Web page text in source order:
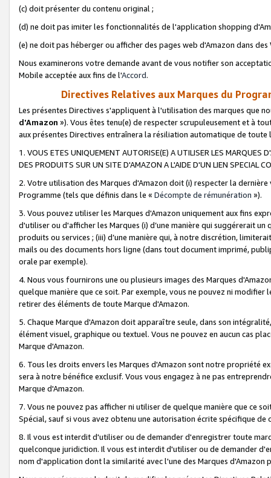
(c) doit présenter du contenu original ;
(d) ne doit pas imiter les fonctionnalités de l'application shopping
(e) ne doit pas héberger ou afficher des pages web d'Amazon dans
Nous examinerons votre demande avant de vous notifier son
Mobile acceptée aux fins de l'Accord.
Directives Relatives aux Marques du
Les présentes Directives s'appliquent à l'utilisation des marques que
d'Amazon »). Vous êtes tenu(e) de respecter scrupuleusement et à
aux présentes Directives entraînera la résiliation automatique de
1. VOUS ETES UNIQUEMENT AUTORISE(E) A UTILISER LES MARQUES
DES PRODUITS SUR UN SITE D'AMAZON A L'AIDE D'UN LIEN SPECIAL
2. Votre utilisation des Marques d'Amazon doit (i) respecter la
Programme (tels que définis dans le « Décompte de rémunération »).
3. Vous pouvez utiliser les Marques d'Amazon uniquement aux fins
d'utiliser ou d'afficher les Marques (i) d’une manière qui suggérerait
produits ou services ; (iii) d’une manière qui, à notre discrétion,
mails ou des documents hors ligne (dans tout document imprimé,
orale par exemple).
4. Nous vous fournirons une ou plusieurs images des Marques
quelque manière que ce soit. Par exemple, vous ne pouvez ni
retirer des éléments de toute Marque d'Amazon.
5. Chaque Marque d'Amazon doit apparaître seule, dans son
élément visuel, graphique ou textuel. Vous ne pouvez en aucun cas
Marque d'Amazon.
6. Tous les droits envers les Marques d'Amazon sont notre propriété
sera à notre bénéfice exclusif. Vous vous engagez à ne pas
Marque d'Amazon.
7. Vous ne pouvez pas afficher ni utiliser de quelque manière que ce
Spécial, sauf si vous avez obtenu une autorisation écrite spécifique de
8. Il vous est interdit d'utiliser ou de demander d'enregistrer toute
quelconque juridiction. Il vous est interdit d'utiliser ou de demander
nom d'application dont la similarité avec l'une des Marques